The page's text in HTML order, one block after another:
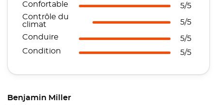
Confortable
5/5
Contrôle du
climat
5/5
Conduire
5/5
Condition
5/5
Benjamin Miller